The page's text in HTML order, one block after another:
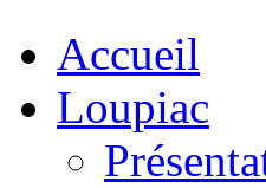
Accueil
Loupiac